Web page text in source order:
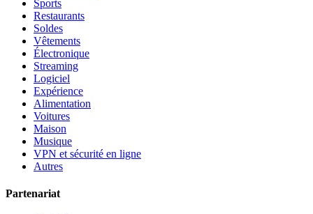
Sports
Restaurants
Soldes
Vêtements
Électronique
Streaming
Logiciel
Expérience
Alimentation
Voitures
Maison
Musique
VPN et sécurité en ligne
Autres
Partenariat